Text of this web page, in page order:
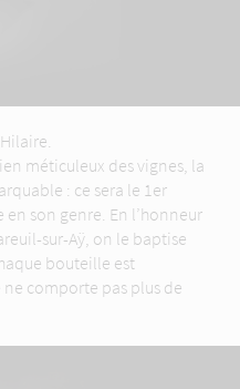
méticuleux des vignes, la
: ce sera le 1er
son genre. En l’honneur
sur-Aÿ, on le baptise
bouteille est
comporte pas plus de